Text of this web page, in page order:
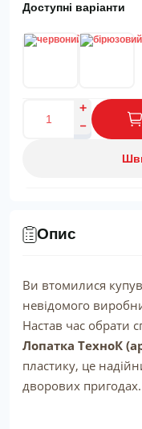
Доступні варіанти
Опис
Ви втомилися
невідомого
Настав час обрати
Лопатка ТехноК
пластику, це
дворових пригодах.